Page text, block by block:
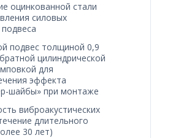
оцинкованной стали
силовых
подвес толщиной 0,9
цилиндрической
для
эффекта
шайбы» при монтаже
виброакустических
длительного
30 лет)